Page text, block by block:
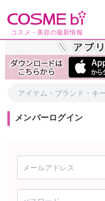
コスメ・美容の最新情報
メンバーログイン